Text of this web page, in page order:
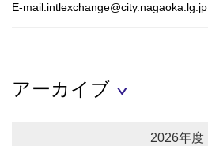
E-mail:intlexchange@city.nagaoka.lg.jp
アーカイブ
2026年度